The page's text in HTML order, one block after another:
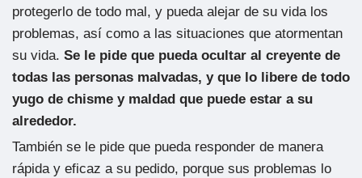
protegerlo de todo mal, y pueda alejar de su vida los
problemas, así como a las situaciones que atormentan
su vida. Se le pide que pueda ocultar al creyente de
todas las personas malvadas, y que lo libere de todo
yugo de chisme y maldad que puede estar a su
alrededor.
También se le pide que pueda responder de manera
rápida y eficaz a su pedido, porque sus problemas lo